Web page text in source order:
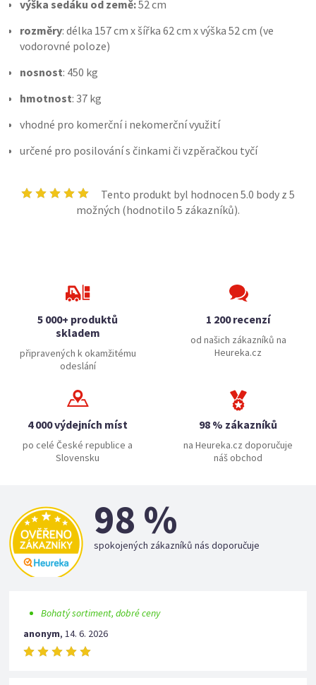
výška sedáku od země:52 cm
rozměry: délka 157 cm x šířka 62 cm x výška 52 cm (ve
vodorovné poloze)
nosnost: 450 kg
hmotnost: 37 kg
vhodné pro komerční i nekomerční využití
určené pro posilování s činkami či vzpěračkou tyčí
Tento produkt byl hodnocen 5.0 body z 5
možných (hodnotilo 5 zákazníků).
5 000+ produktů
skladem
připravených k okamžitému
odeslání
1 200 recenzí
od našich zákazníků na
Heureka.cz
4 000 výdejních míst
po celé České republice a
Slovensku
98 % zákazníků
na Heureka.cz doporučuje
náš obchod
98 %
spokojených zákazníků nás doporučuje
Bohatý sortiment, dobré ceny
anonym,14. 6. 2026